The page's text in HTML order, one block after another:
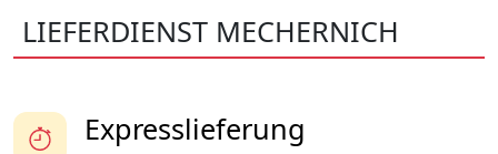
LIEFERDIENST MECHERNICH
Expresslieferung